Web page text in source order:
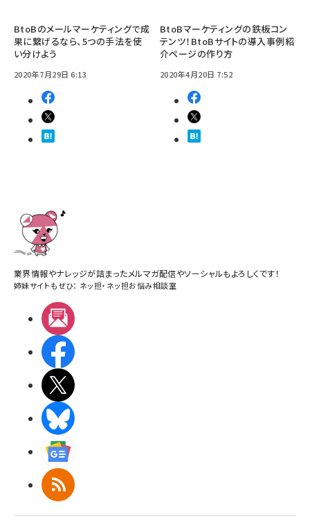
BtoBのメールマーケティングで成
果に繋げるなら、5つの手法を使
い分けよう
2020年7月29日 6:13
BtoBマーケティングの鉄板コン
テンツ！BtoBサイトの導入事例紹
介ページの作り方
2020年4月20日 7:52
業界情報やナレッジが詰まったメルマガ配信やソーシャルもよろしくです！
姉妹サイトもぜひ： ネッ担・ ネッ担お悩み相談室
RSS